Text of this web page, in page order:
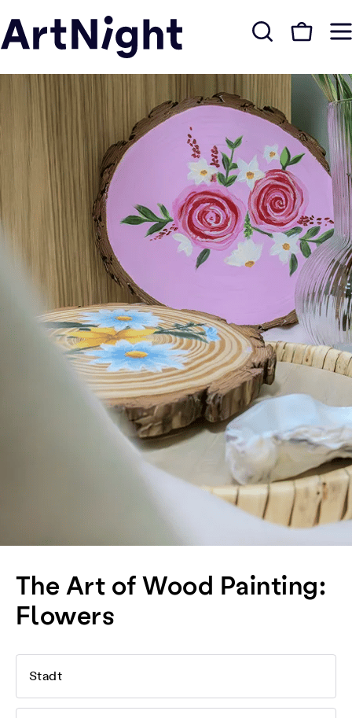
The Art of Wood Painting:
Flowers
Stadt